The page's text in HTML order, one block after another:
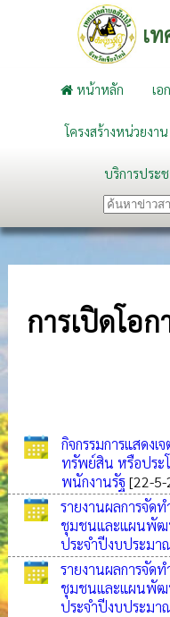
เ
หน้าหลัก เอ
โครงสร้างหน่วยงาน
บริการประ
การเปิดโอ
กิจกรรมการแสดง
ทรัพย์สิน หรือประโ
พนักงานรัฐ[22-
รายงานผลการจัด
ชุมชนและแผนพัฒ
ประจำปีงบประม
รายงานผลการจัด
ชุมชนและแผนพัฒ
ประจำปีงบประม